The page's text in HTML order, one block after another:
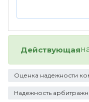
Действующая
Оценка надежности
Надежность